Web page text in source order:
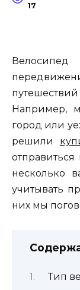
17
Например,
город или
решили
несколько
учитывать
них мы
Тип